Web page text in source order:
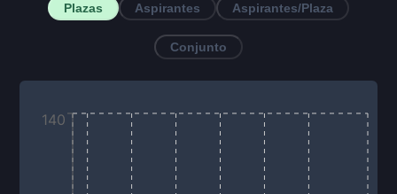
Plazas Aspirantes Aspirantes/Plaza
Conjunto
140